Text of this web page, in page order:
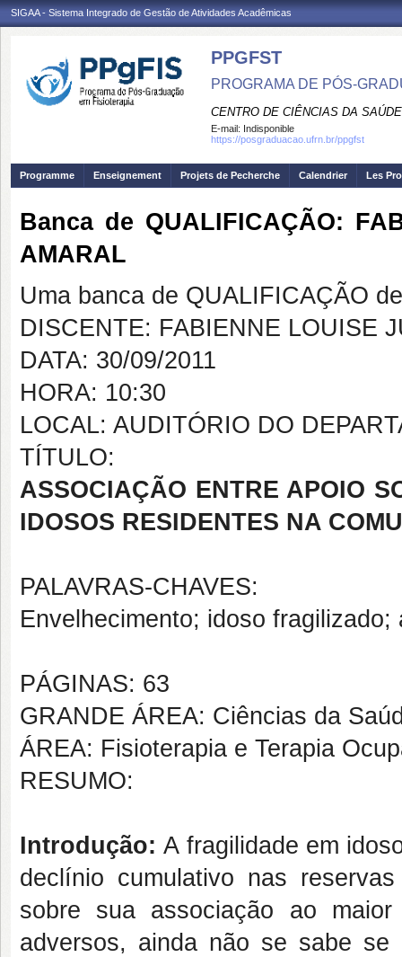
SIGAA - Sistema Integrado de Gestão de Atividades Acadêmicas
PPGFST
PROGRAMA DE PÓS-
CENTRO DE CIÊNCIAS DA SAÚDE
E-mail: Indisponible
https://posgraduacao.ufrn.br/ppgfst
Programme Enseignement Projets de Pecherche Calendrier Les
Banca de QUALIFICAÇÃO:
AMARAL
Uma banca de QUALIFICAÇÃO
DISCENTE: FABIENNE LOUISE
DATA: 30/09/2011
HORA: 10:30
LOCAL: AUDITÓRIO DO
TÍTULO:
ASSOCIAÇÃO ENTRE APOIO
IDOSOS RESIDENTES NA
PALAVRAS-CHAVES:
Envelhecimento; idoso fragilizado;
PÁGINAS: 63
GRANDE ÁREA: Ciências da
ÁREA: Fisioterapia e Terapia
RESUMO:
Introdução:A fragilidade em
declínio cumulativo nas
sobre sua associação ao
adversos, ainda não se sabe